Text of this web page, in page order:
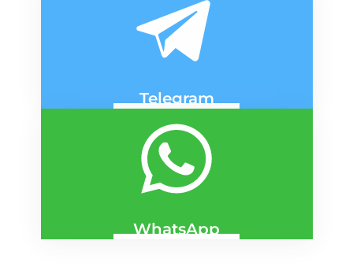
ДНЕПР
КИЕВ
Telegram
ДНЕПР
КИЕВ
WhatsApp